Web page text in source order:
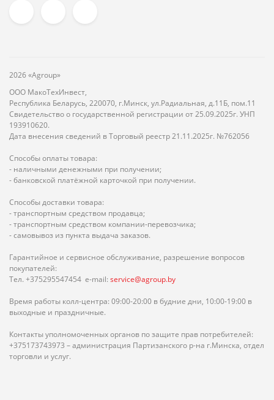
2026 «Agroup»
ООО МакоТехИнвест,
Республика Беларусь, 220070, г.Минск, ул.Радиальная, д.11Б, пом.11
Свидетельство о государственной регистрации от 25.09.2025г. УНП
193910620.
Дата внесения сведений в Торговый реестр 21.11.2025г. №762056
Способы оплаты товара:
- наличными денежными при получении;
- банковской платёжной карточкой при получении.
Способы доставки товара:
- транспортным средством продавца;
- транспортным средством компании-перевозчика;
- самовывоз из пункта выдача заказов.
Гарантийное и сервисное обслуживание, разрешение вопросов
покупателей:
Тел. +375295547454 e-mail: service@agroup.by
Время работы колл-центра: 09:00-20:00 в будние дни, 10:00-19:00 в
выходные и праздничные.
Контакты уполномоченных органов по защите прав потребителей:
+375173743973 – администрация Партизанского р-на г.Минска, отдел
торговли и услуг.